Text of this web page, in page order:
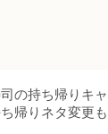
の持ち帰りキ
帰りネタ変更